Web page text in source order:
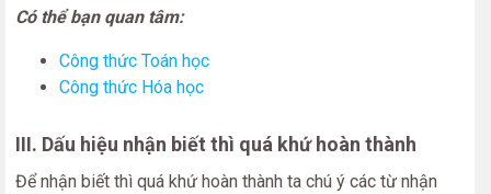
Có thể bạn quan tâm:
Công thức Toán học
Công thức Hóa học
III. Dấu hiệu nhận biết thì quá khứ hoàn thành
Để nhận biết thì quá khứ hoàn thành ta chú ý các từ nhận